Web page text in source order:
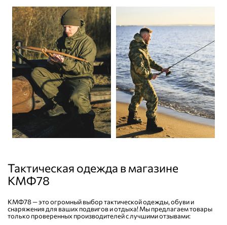
Тактическая одежда в магазине
КМФ78
КМФ78 — это огромный выбор тактической одежды, обуви и
снаряжения для ваших подвигов и отдыха! Мы предлагаем товары
только проверенных производителей с лучшими отзывами: